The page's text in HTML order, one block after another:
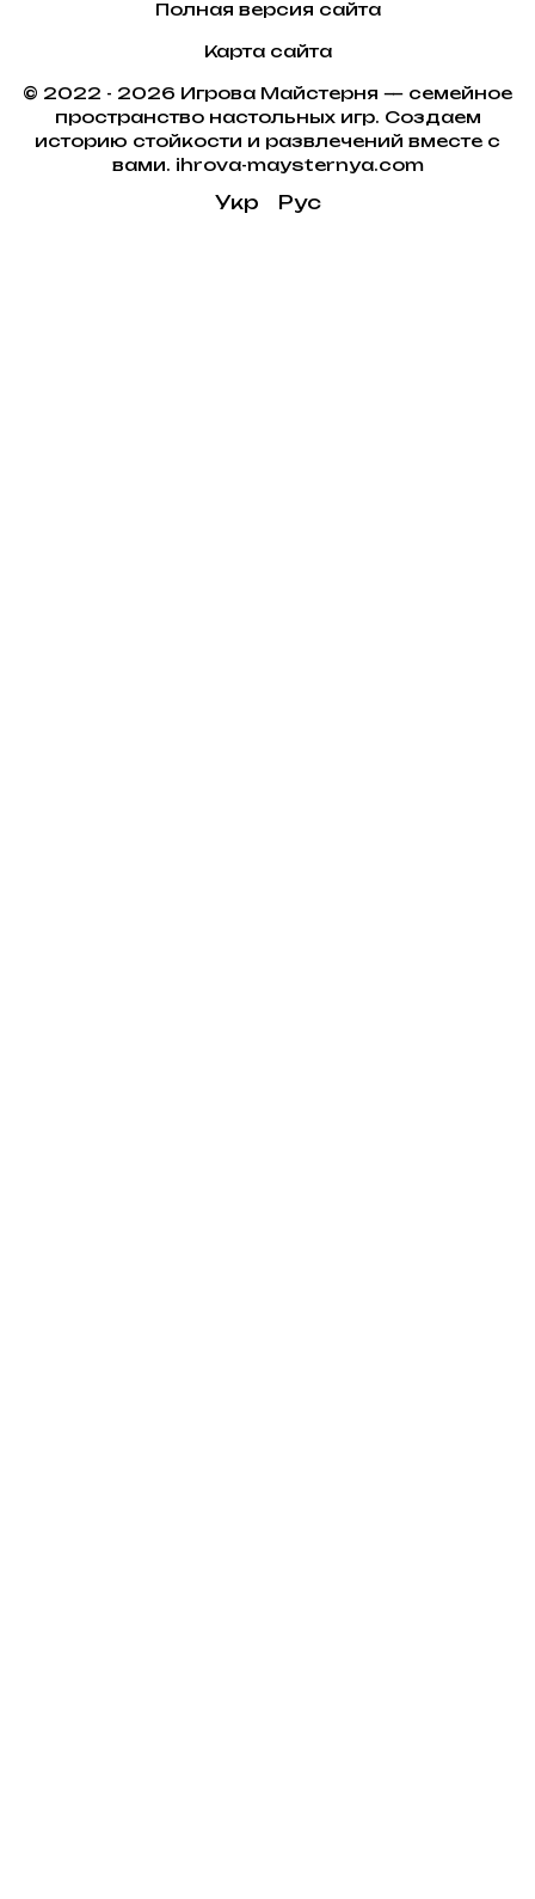
Полная версия сайта
Карта сайта
© 2022 - 2026 Игрова Майстерня — семейное
пространство настольных игр. Создаем
историю стойкости и развлечений вместе с
вами. ihrova-maysternya.com
Укр Рус